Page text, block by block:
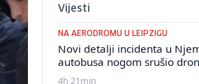
Vijesti
NA AERODROMU U LEIPZIGU
Novi detalji incidenta u
autobusa nogom srušio
4h 21min